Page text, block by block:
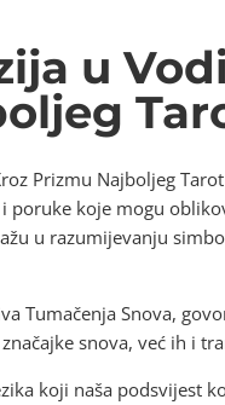
u
Prizmu Najboljeg
koje mogu
u razumijevanju
Tumačenja Snova,
snova, već ih i
koji naša podsvijest